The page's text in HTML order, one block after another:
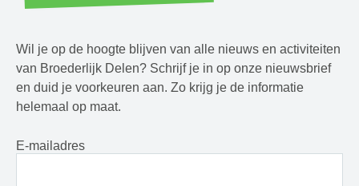
Wil je op de hoogte blijven van alle nieuws en activiteiten
van Broederlijk Delen? Schrijf je in op onze nieuwsbrief
en duid je voorkeuren aan. Zo krijg je de informatie
helemaal op maat.
E-mailadres